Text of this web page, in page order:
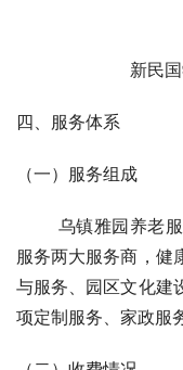
园草坪那种平静祥
人生中最美好的大学
四、服务体系
（一）服务组成